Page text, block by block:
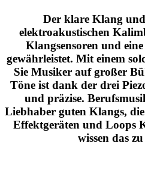
Der klare Klang
elektroakustischen
Klangsensoren und
gewährleistet. Mit einem
Sie Musiker auf großer
Töne ist dank der drei
und präzise.
Liebhaber guten Klangs,
Effektgeräten und Loops
wissen das